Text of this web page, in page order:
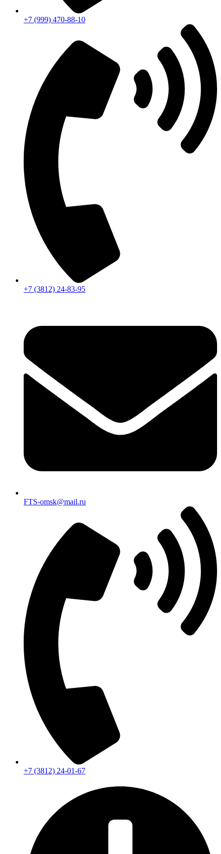
+7 (999) 470-88-10
+7 (3812) 24-83-95
FTS-omsk@mail.ru
+7 (3812) 24-01-67